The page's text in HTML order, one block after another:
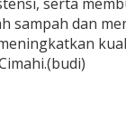
sampah dan